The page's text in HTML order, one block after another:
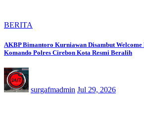
BERITA
AKBP Bimantoro Kurniawan Disambut Welcome
Komando Polres Cirebon Kota Resmi Beralih
surgafmadmin Jul 29, 2026